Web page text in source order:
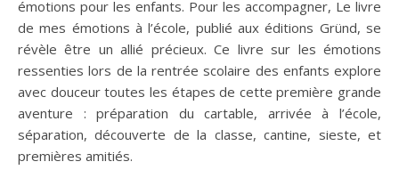
émotions pour les enfants. Pour les accompagner, Le livre
de mes émotions à l’école, publié aux éditions Gründ, se
révèle être un allié précieux. Ce livre sur les émotions
ressenties lors de la rentrée scolaire des enfants explore
avec douceur toutes les étapes de cette première grande
aventure : préparation du cartable, arrivée à l’école,
séparation, découverte de la classe, cantine, sieste, et
premières amitiés.